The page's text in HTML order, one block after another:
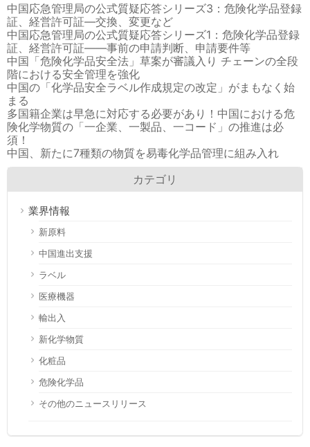
中国応急管理局の公式質疑応答シリーズ3：危険化学品登録
証、経営許可証―交換、変更など
中国応急管理局の公式質疑応答シリーズ1：危険化学品登録
証、経営許可証――事前の申請判断、申請要件等
中国「危険化学品安全法」草案が審議入り チェーンの全段
階における安全管理を強化
中国の「化学品安全ラベル作成規定の改定」がまもなく始
まる
多国籍企業は早急に対応する必要があり！中国における危
険化学物質の「一企業、一製品、一コード」の推進は必
須！
中国、新たに7種類の物質を易毒化学品管理に組み入れ
カテゴリ
業界情報
新原料
中国進出支援
ラベル
医療機器
輸出入
新化学物質
化粧品
危険化学品
その他のニュースリリース